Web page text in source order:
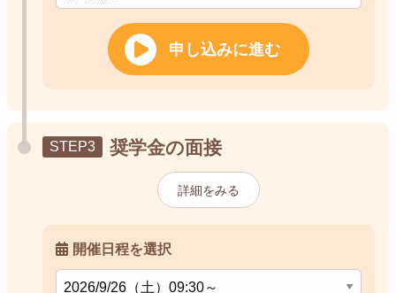
申し込みに進む
奨学金の面接
詳細をみる
開催日程を選択